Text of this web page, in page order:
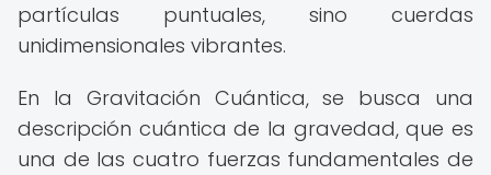
partículas puntuales, sino cuerdas
unidimensionales vibrantes.
En la Gravitación Cuántica, se busca una
descripción cuántica de la gravedad, que es
una de las cuatro fuerzas fundamentales de